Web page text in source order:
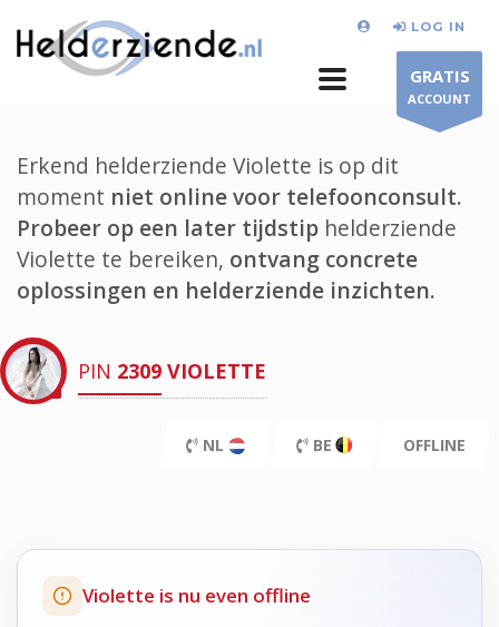
LOG IN
GRATIS
ACCOUNT
Erkend helderziende Violette is op dit
moment niet online voor telefoonconsult.
Probeer op een later tijdstip helderziende
Violette te bereiken, ontvang concrete
oplossingen en helderziende inzichten.
PIN 2309 VIOLETTE
NL BE OFFLINE
Violette is nu even offline